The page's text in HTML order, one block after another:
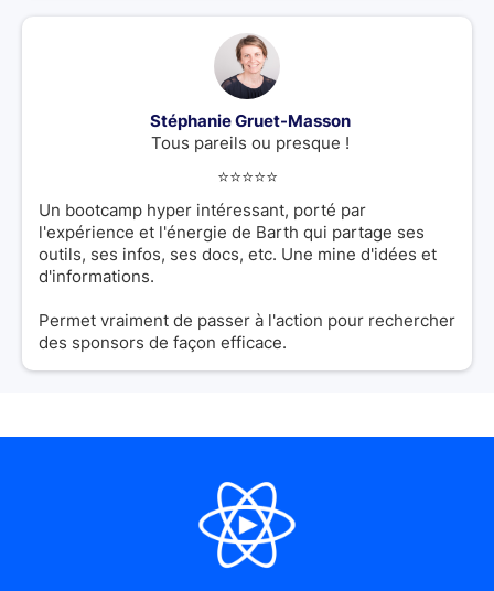
Stéphanie Gruet-Masson
Tous pareils ou presque !
⭐️⭐️⭐️⭐️⭐️
Un bootcamp hyper intéressant, porté par
l'expérience et l'énergie de Barth qui partage ses
outils, ses infos, ses docs, etc. Une mine d'idées et
d'informations.
Permet vraiment de passer à l'action pour rechercher
des sponsors de façon efficace.